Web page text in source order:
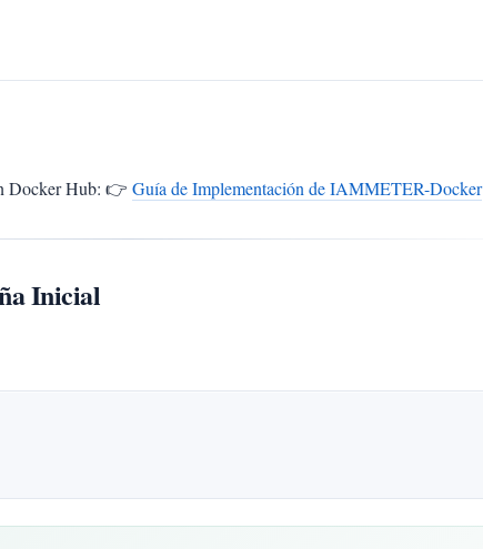
Docker Hub: 👉 Guía de Implementación de IAMMETER-Docker
Inicial